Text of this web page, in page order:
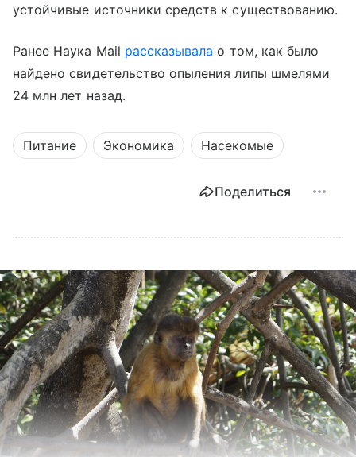
устойчивые источники средств к существованию.
Ранее Наука Mail рассказывала о том, как было
найдено свидетельство опыления липы шмелями
24 млн лет назад.
Питание Экономика Насекомые
Поделиться